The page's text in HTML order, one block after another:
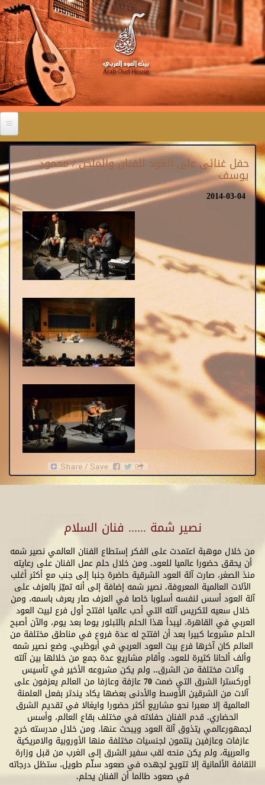
حفل غنائى على العود للفنان والملحن / محمود
يوسف
2014-03-04
نصير شمة ...... فنان السلام
من خلال موهبة اعتمدت على الفكر إستطاع الفنان العالمي نصير شمه
أن يحقق حضورا عالميا للعود. ومن خلال حلم عمل الفنان على رعايته
منذ الصغر، صارت آلة العود الشرقية حاضرة جنبا إلى جنب مع أكثر أغلب
الآلات العالمية المعروفة. نصير شمه إضافة إلى أنه تميّز بالعزف على
آلة العود أسس لنفسه أسلوبا خاصا في العزف صار يعرف باسمه، ومن
خلال سعيه لتكريس آلته التي أحب عالميا افتتح أول فرع لبيت العود
العربي في القاهرة، ليبدأ هذا الحلم بالتبلور يوما بعد يوم، والآن أصبح
الحلم مشروعا كبيرا بعد أن افتتح له عدة فروع في مناطق مختلفة من
العالم كان آخرها فرع بيت العود العربي في أبوظبي. وضع نصير شمه
وألف ألحانا كثيرة للعود، وأقام مشاريع عدة جمع من خلالها بين آلته
وآلات مختلفة من الشرق.. ولم يكن مشروعه الأخير في تأسيس
أوركسترا الشرق التي ضمت 70 عازفة وعازفا من العالم يعزفون على
آلات من الشرقين الأوسط والأدنى بعضها يكاد يندثر بفعل العلمنة
العالمية إلا معبرا نحو مشاريع أكثر حضورا وايغالا في تقديم الشرق
الحضاري. قدم الفنان حفلاته في مختلف بقاع العالم، وأسس
لجمهورعالمي يتذوق آلة العود ويبحث عنها، ومن خلال مدرسته خرج
عازفات وعازفين ينتمون لجنسيات مختلفة منها الأوروبية والامريكية
والعربية، ولم يكن منحه لقب سفير الشرق إلى الغرب من قبل وزارة
الثقافة الألمانية إلا تتويج لجهده في صعود سلّم طويل، ستظل درجاته
في صعود طالما أن الفنان يحلم.